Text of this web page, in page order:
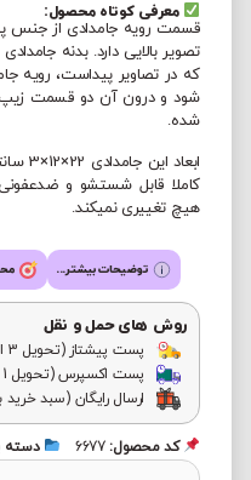
معرفی کوتاه محصول:
قسمت رویه جامدادی از جنس
تصویر بالایی دارد. بدنه
که در تصاویر پیداست، رویه
شود و درون آن دو قسمت زیپ
شده.
ابعاد
کاملا قابل شستشو و
هیچ تغییری نمیکند.
توضیحات بیشتر...
روش های حمل و نقل
پست پیشتاز (تحویل 3 الی 5 روز کاری)
پست اکسپرس (تحویل 1 الی 3 روز کاری)
ارسال رایگان (سبد
کد محصول:6677 دسته